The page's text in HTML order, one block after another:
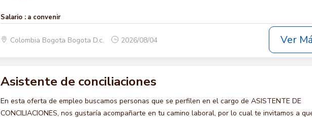
Salario : a convenir
Colombia Bogota Bogota D.c. 2026/08/04 Ver
Asistente de conciliaciones
En esta oferta de empleo buscamos personas que se perfilen en el cargo de ASISTENTE DE
CONCILIACIONES, nos gustaría acompañarte en tu camino laboral, por lo cual te invitamos a